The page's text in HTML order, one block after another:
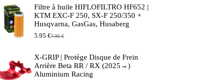
16.95 €
à
17.95 €
Filtre à huile HIFLOFILTRO HF652 |
KTM EXC-F 250, SX-F 250/350 +
Husqvarna, GasGas, Husaberg
7.95€
Le
initial
était :
7.95 €.
5.95 €
Le
actuel
est :
5.95 €.
X-GRIP | Protège Disque de Frein
Arrière Beta RR / RX (2025→)
Aluminium Racing